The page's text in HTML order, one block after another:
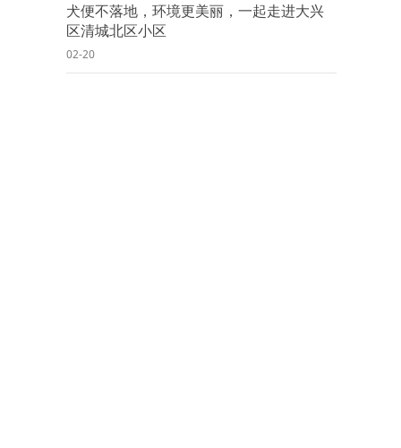
犬便不落地，环境更美丽，一起走进大兴
区清城北区小区
02-20